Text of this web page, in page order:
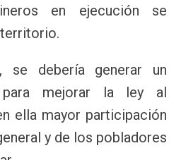
en ejecución se
se debería generar un
para mejorar la ley al
ella mayor participación
y de los pobladores